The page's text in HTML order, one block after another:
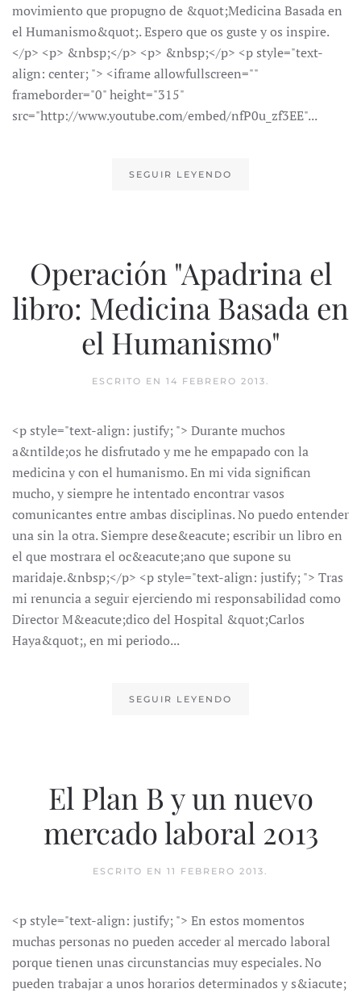
movimiento que propugno de &quot;Medicina Basada en
el Humanismo&quot;. Espero que os guste y os inspire.
</p> <p> &nbsp;</p> <p> &nbsp;</p> <p style="text-
align: center; "> <iframe allowfullscreen=""
frameborder="0" height="315"
src="http://www.youtube.com/embed/nfP0u_zf3EE"...
SEGUIR LEYENDO
Operación "Apadrina el
libro: Medicina Basada en
el Humanismo"
ESCRITO EN 14 FEBRERO 2013.
<p style="text-align: justify; "> Durante muchos
a&ntilde;os he disfrutado y me he empapado con la
medicina y con el humanismo. En mi vida significan
mucho, y siempre he intentado encontrar vasos
comunicantes entre ambas disciplinas. No puedo entender
una sin la otra. Siempre dese&eacute; escribir un libro en
el que mostrara el oc&eacute;ano que supone su
maridaje.&nbsp;</p> <p style="text-align: justify; "> Tras
mi renuncia a seguir ejerciendo mi responsabilidad como
Director M&eacute;dico del Hospital &quot;Carlos
Haya&quot;, en mi periodo...
SEGUIR LEYENDO
El Plan B y un nuevo
mercado laboral 2013
ESCRITO EN 11 FEBRERO 2013.
<p style="text-align: justify; "> En estos momentos
muchas personas no pueden acceder al mercado laboral
porque tienen unas circunstancias muy especiales. No
pueden trabajar a unos horarios determinados y s&iacute;